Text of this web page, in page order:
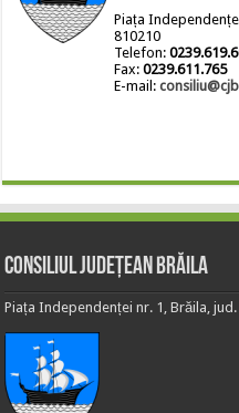
Piața
810210
Telefon:
Fax:0239.611.765
E-mail:
Consiliul Județean Brăila
Piața Independenței nr. 1, Brăila,